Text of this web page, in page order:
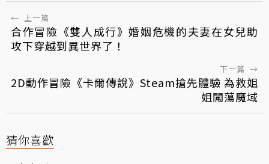
← 上一篇
合作冒險《雙人成行》婚姻危機的夫妻在女兒助
攻下穿越到異世界了！
下一篇 →
2D動作冒險《卡爾傳說》Steam搶先體驗 為救姐
姐闖蕩魔域
猜你喜歡